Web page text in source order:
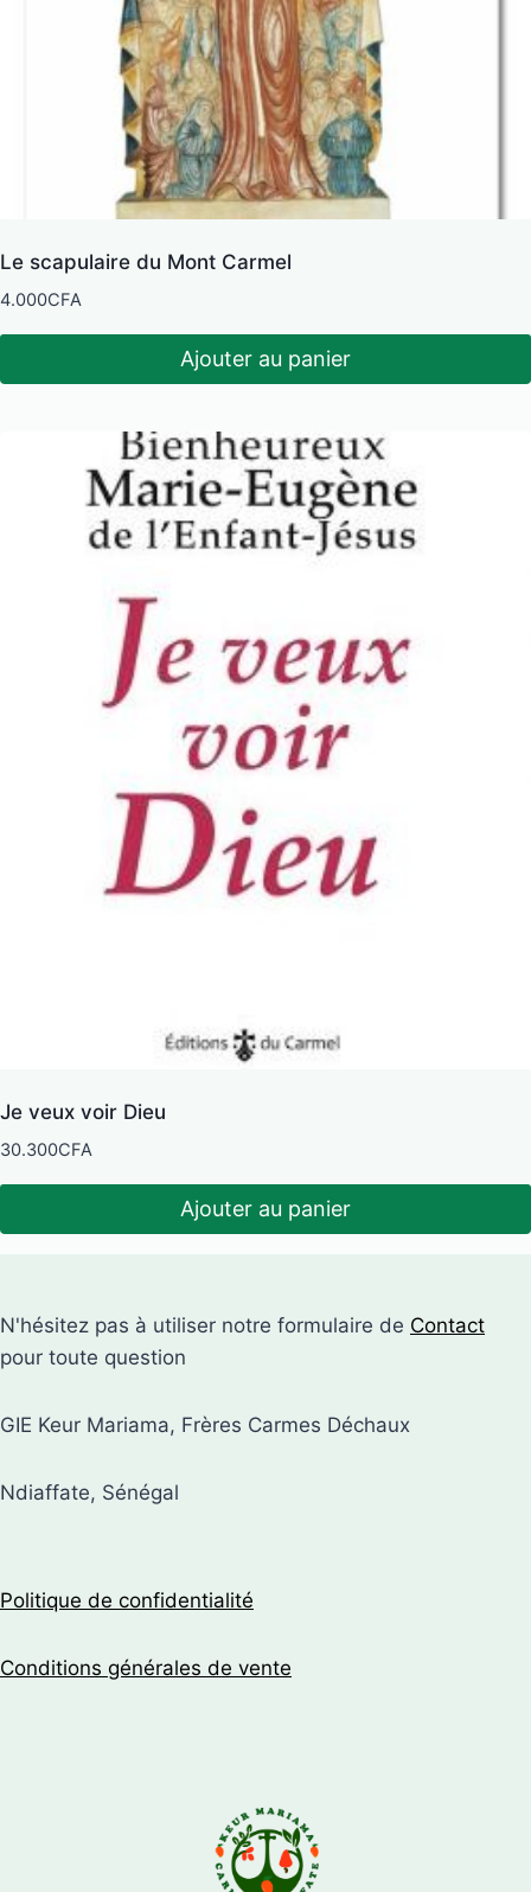
Le scapulaire du Mont Carmel
4.000CFA
Ajouter au panier
Je veux voir Dieu
30.300CFA
Ajouter au panier
N'hésitez pas à utiliser notre formulaire de Contact
pour toute question
GIE Keur Mariama, Frères Carmes Déchaux
Ndiaffate, Sénégal
Politique de confidentialité
Conditions générales de vente